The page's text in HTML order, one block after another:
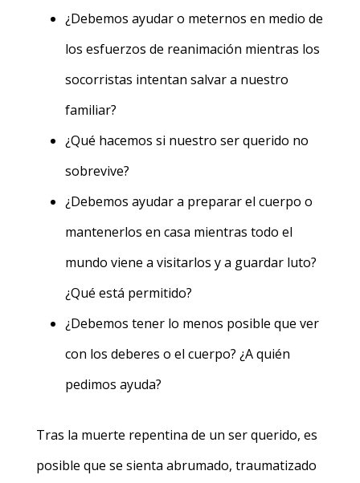
¿Debemos ayudar o meternos en medio de
los esfuerzos de reanimación mientras los
socorristas intentan salvar a nuestro
familiar?
¿Qué hacemos si nuestro ser querido no
sobrevive?
¿Debemos ayudar a preparar el cuerpo o
mantenerlos en casa mientras todo el
mundo viene a visitarlos y a guardar luto?
¿Qué está permitido?
¿Debemos tener lo menos posible que ver
con los deberes o el cuerpo? ¿A quién
pedimos ayuda?
Tras la muerte repentina de un ser querido, es
posible que se sienta abrumado, traumatizado